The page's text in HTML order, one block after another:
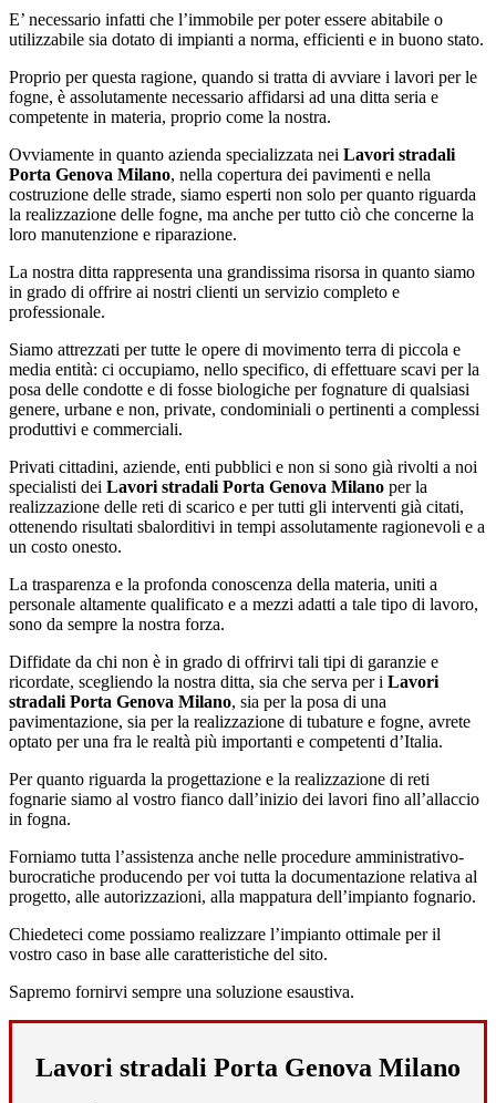
E’ necessario infatti che l’immobile per poter essere abitabile o
utilizzabile sia dotato di impianti a norma, efficienti e in buono stato.
Proprio per questa ragione, quando si tratta di avviare i lavori per le
fogne, è assolutamente necessario affidarsi ad una ditta seria e
competente in materia, proprio come la nostra.
Ovviamente in quanto azienda specializzata nei Lavori stradali
Porta Genova Milano, nella copertura dei pavimenti e nella
costruzione delle strade, siamo esperti non solo per quanto riguarda
la realizzazione delle fogne, ma anche per tutto ciò che concerne la
loro manutenzione e riparazione.
La nostra ditta rappresenta una grandissima risorsa in quanto siamo
in grado di offrire ai nostri clienti un servizio completo e
professionale.
Siamo attrezzati per tutte le opere di movimento terra di piccola e
media entità: ci occupiamo, nello specifico, di effettuare scavi per la
posa delle condotte e di fosse biologiche per fognature di qualsiasi
genere, urbane e non, private, condominiali o pertinenti a complessi
produttivi e commerciali.
Privati cittadini, aziende, enti pubblici e non si sono già rivolti a noi
specialisti dei Lavori stradali Porta Genova Milano per la
realizzazione delle reti di scarico e per tutti gli interventi già citati,
ottenendo risultati sbalorditivi in tempi assolutamente ragionevoli e a
un costo onesto.
La trasparenza e la profonda conoscenza della materia, uniti a
personale altamente qualificato e a mezzi adatti a tale tipo di lavoro,
sono da sempre la nostra forza.
Diffidate da chi non è in grado di offrirvi tali tipi di garanzie e
ricordate, scegliendo la nostra ditta, sia che serva per i Lavori
stradali Porta Genova Milano, sia per la posa di una
pavimentazione, sia per la realizzazione di tubature e fogne, avrete
optato per una fra le realtà più importanti e competenti d’Italia.
Per quanto riguarda la progettazione e la realizzazione di reti
fognarie siamo al vostro fianco dall’inizio dei lavori fino all’allaccio
in fogna.
Forniamo tutta l’assistenza anche nelle procedure amministrativo-
burocratiche producendo per voi tutta la documentazione relativa al
progetto, alle autorizzazioni, alla mappatura dell’impianto fognario.
Chiedeteci come possiamo realizzare l’impianto ottimale per il
vostro caso in base alle caratteristiche del sito.
Sapremo fornirvi sempre una soluzione esaustiva.
Lavori stradali Porta Genova Milano